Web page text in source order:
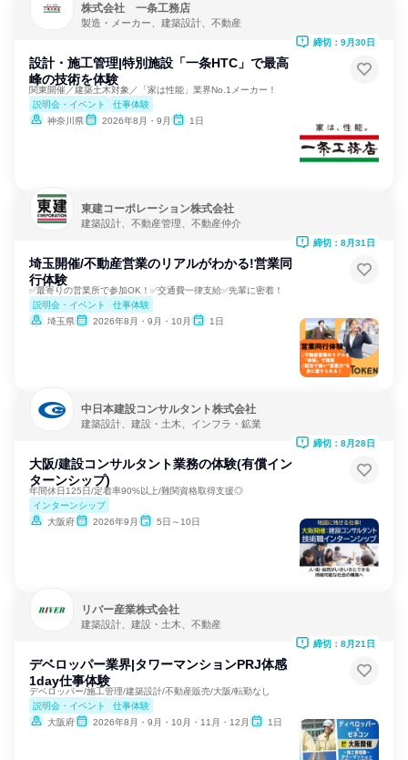
株式会社 一条工務店
製造・メーカー、建築設計、不動産
設計・施工管理|特別施設「一条HTC」で最高
峰の技術を体験
関東開催／建築土木対象／「家は性能」業界No.1メーカー！
説明会・イベント
仕事体験
神奈川県
2026年8月・9月 1日
締切：9月30日
東建コーポレーション株式会社
建築設計、不動産管理、不動産仲介
埼玉開催/不動産営業のリアルがわかる!営業同
行体験
✅最寄りの営業所で参加OK！✅交通費一律支給✅先輩に密着！
説明会・イベント
仕事体験
埼玉県
2026年8月・9月・10月 1日
締切：8月31日
中日本建設コンサルタント株式会社
建築設計、建設・土木、インフラ・鉱業
大阪/建設コンサルタント業務の体験(有償イン
ターンシップ)
年間休日125日/定着率90%以上/難関資格取得支援◎
インターンシップ
大阪府
2026年9月 5日～10日
締切：8月28日
リバー産業株式会社
建築設計、建設・土木、不動産
デベロッパー業界|タワーマンションPRJ体感
1day仕事体験
デベロッパー/施工管理/建築設計/不動産販売/大阪/転勤なし
説明会・イベント
仕事体験
大阪府
2026年8月・9月・10月・11月・12月 1日
締切：8月21日